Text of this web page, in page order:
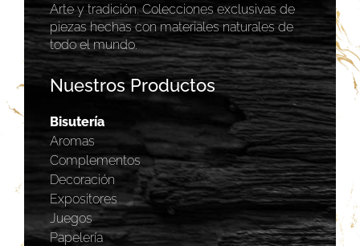
Arte y tradición. Colecciones exclusivas de
piezas hechas con materiales naturales de
todo el mundo.
Nuestros Productos
Bisutería
Aromas
Complementos
Decoración
Expositores
Juegos
Papelería